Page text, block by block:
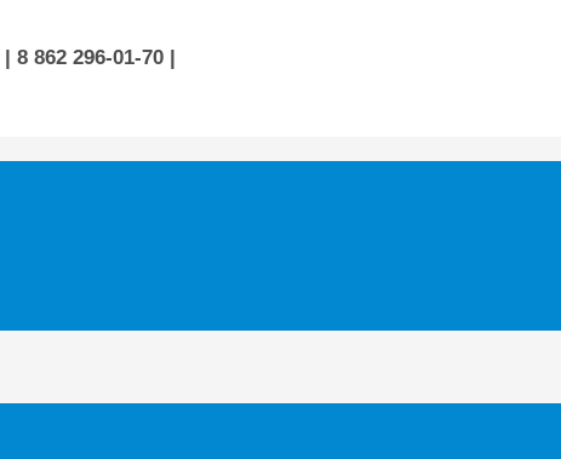
| 8 862 296-01-70 |